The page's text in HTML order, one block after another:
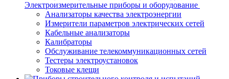
Электроизмерительные приборы и оборудование
Анализаторы качества электроэнергии
Измерители параметров электрических сетей
Кабельные анализаторы
Калибраторы
Обслуживание телекоммуникационных сетей
Тестеры электроустановок
Токовые клещи